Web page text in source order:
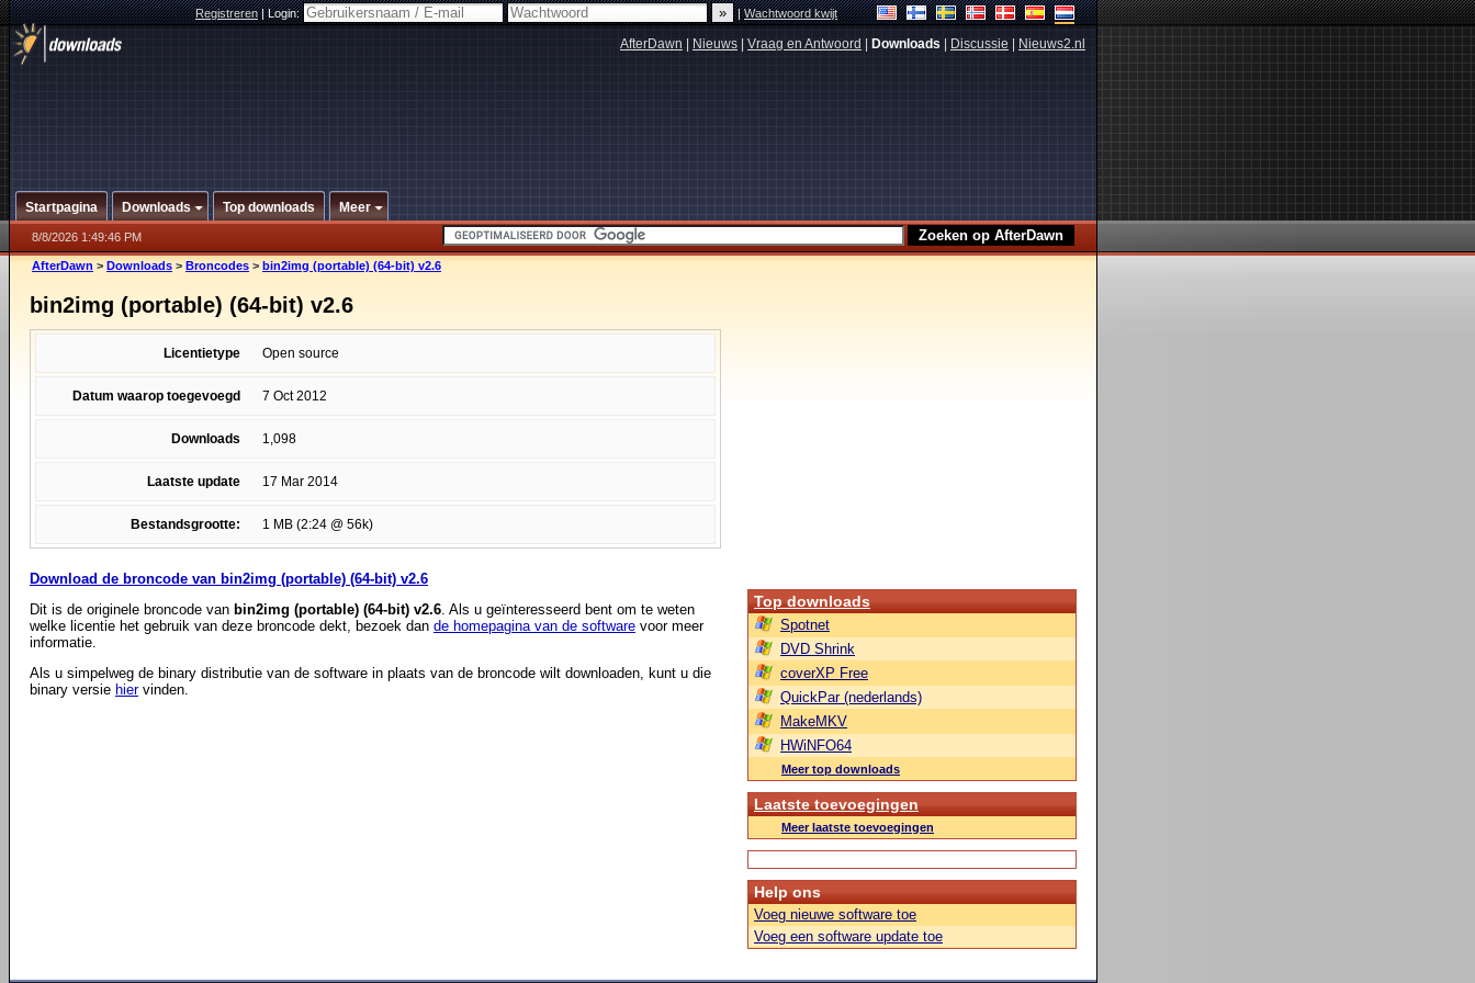
Registreren|Login: |Wachtwoord kwijt
AfterDawn Nieuws Vraag en Antwoord Downloads Discussie Nieuws2.nl
Startpagina Downloads Top downloads Meer
8/8/2026 1:49:46 PM
AfterDawn > Downloads > Broncodes > bin2img (portable) (64-bit) v2.6
bin2img (portable) (64-bit) v2.6
Licentietype Open source
Datum waarop toegevoegd 7 Oct 2012
Downloads 1,098
Laatste update 17 Mar 2014
Bestandsgrootte: 1 MB (2:24 @ 56k)
Download de broncode van bin2img (portable) (64-bit) v2.6
Dit is de originele broncode van bin2img (portable) (64-bit) v2.6. Als u geïnteresseerd bent om te weten
welke licentie het gebruik van deze broncode dekt, bezoek dan de homepagina van de software voor meer
informatie.
Als u simpelweg de binary distributie van de software in plaats van de broncode wilt downloaden, kunt u die
binary versie hiervinden.
Top downloads
Spotnet
DVD Shrink
coverXP Free
QuickPar (nederlands)
MakeMKV
HWiNFO64
Meer top downloads
Laatste toevoegingen
Meer laatste toevoegingen
Help ons
Voeg nieuwe software toe
Voeg een software update toe